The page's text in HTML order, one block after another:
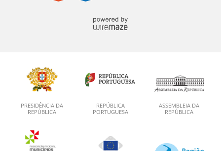
PRESIDÊNCIA DA
REPÚBLICA
REPÚBLICA
PORTUGUESA
ASSEMBLEIA DA
REPÚBLICA